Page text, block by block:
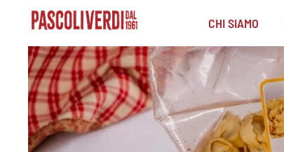
CHI SIAMO